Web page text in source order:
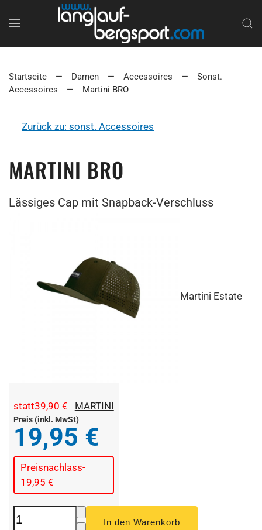
Startseite Damen Accessoires
Sonst.
Accessoires
Martini BRO
Zurück zu: sonst. Accessoires
MARTINI BRO
Lässiges Cap mit Snapback-Verschluss
Martini Estate
MARTINI
statt39,90 €
Preis (inkl. MwSt)
19,95 €
Preisnachlass-
19,95 €